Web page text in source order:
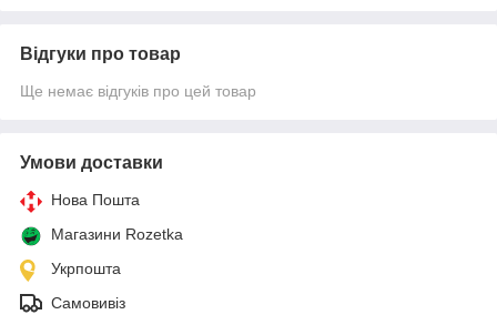
Відгуки про товар
Ще немає відгуків про цей товар
Умови доставки
Нова Пошта
Магазини Rozetka
Укрпошта
Самовивіз